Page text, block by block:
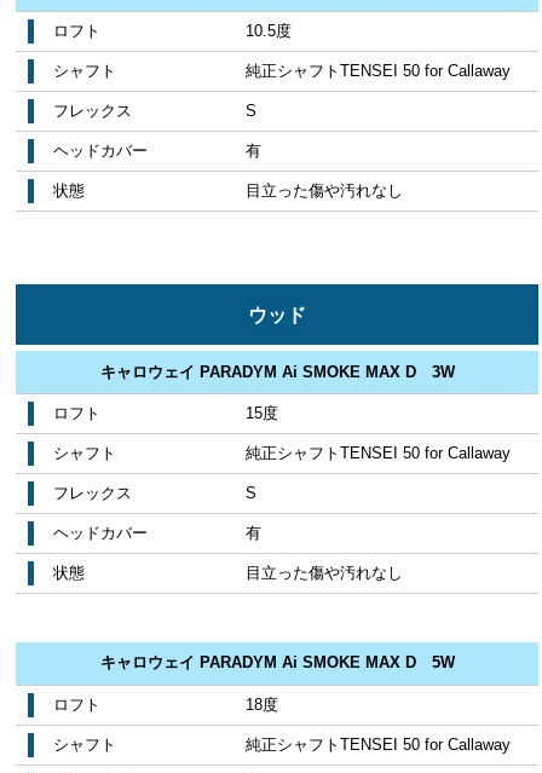
ロフト 10.5度
シャフト 純正シャフトTENSEI 50 for Callaway
フレックス S
ヘッドカバー 有
状態 目立った傷や汚れなし
ウッド
キャロウェイ PARADYM Ai SMOKE MAX D 3W
ロフト 15度
シャフト 純正シャフトTENSEI 50 for Callaway
フレックス S
ヘッドカバー 有
状態 目立った傷や汚れなし
キャロウェイ PARADYM Ai SMOKE MAX D 5W
ロフト 18度
シャフト 純正シャフトTENSEI 50 for Callaway